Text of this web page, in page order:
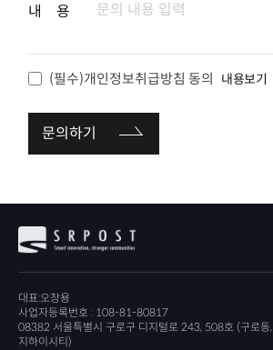
내 용
(필수)개인정보취급방침 동의 내용보기
문의하기
대표:오창용
사업자등록번호 : 108-81-80817
08382 서울특별시 구로구 디지털로 243, 508호 (구로동,
지하이시티)